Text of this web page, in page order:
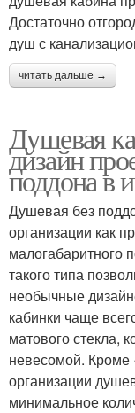
Достаточно
душ с
читать дальше →
Душевая
дизайн
поддона в
Душевая без
организации как
малогабаритного
такого типа
необычные
кабинки чаще
матового стекла,
невесомой. Кроме
организации
минимальное